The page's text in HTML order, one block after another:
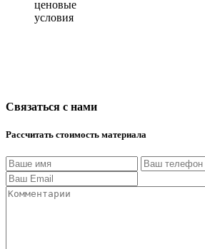
ценовые
условия
Связаться с нами
Рассчитать стоимость материала